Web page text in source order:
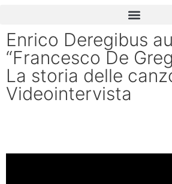
Enrico Deregibus
“Francesco De
La storia delle
Videointervista